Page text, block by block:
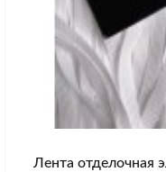
Лента отделочная